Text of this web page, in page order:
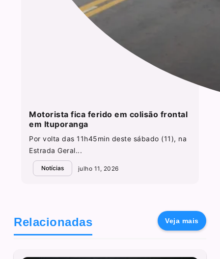
Motorista fica ferido em colisão frontal
em Ituporanga
Por volta das 11h45min deste sábado (11), na
Estrada Geral...
Notícias julho 11, 2026
Relacionadas Veja mais